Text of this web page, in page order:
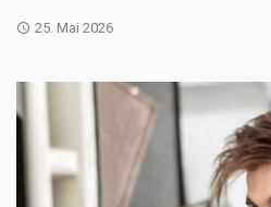
25. Mai 2026